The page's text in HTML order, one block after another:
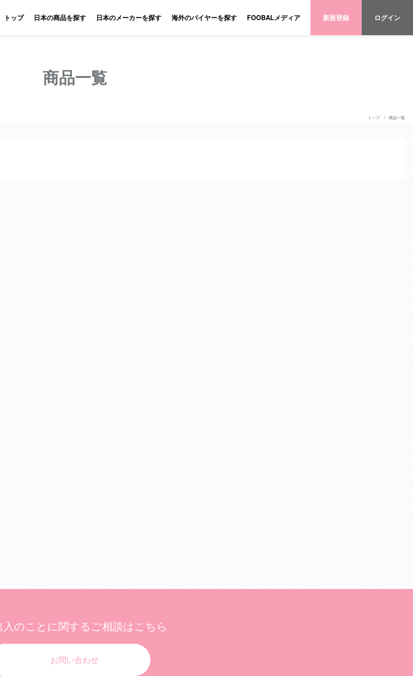
トップ 日本の商品を探す 日本のメーカーを探す 海外のバイヤーを探す FOOBALメディア 新規登録 ログイン
商品一覧
トップ 商品一覧
入のことに関する ご相談はこちら
お問い合わせ